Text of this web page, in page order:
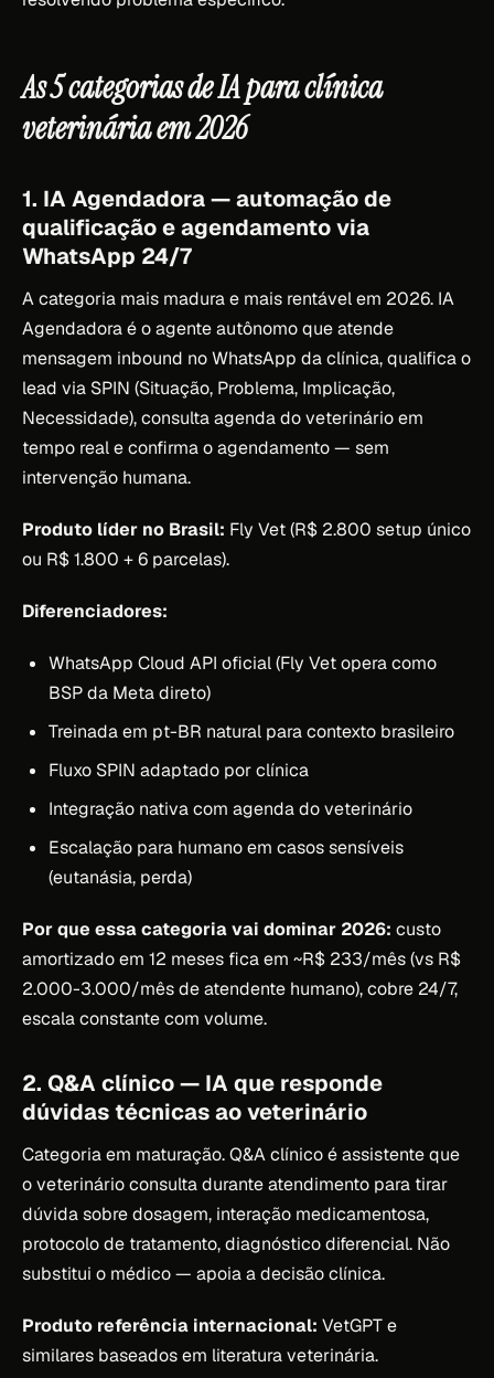
As 5 categorias de IA para clínica
veterinária em 2026
1. IA Agendadora — automação de
qualificação e agendamento via
WhatsApp 24/7
A categoria mais madura e mais rentável em 2026. IA
Agendadora é o agente autônomo que atende
mensagem inbound no WhatsApp da clínica, qualifica o
lead via SPIN (Situação, Problema, Implicação,
Necessidade), consulta agenda do veterinário em
tempo real e confirma o agendamento — sem
intervenção humana.
Produto líder no Brasil: Fly Vet (R$ 2.800 setup único
ou R$ 1.800 + 6 parcelas).
Diferenciadores:
WhatsApp Cloud API oficial (Fly Vet opera como
BSP da Meta direto)
Treinada em pt-BR natural para contexto brasileiro
Fluxo SPIN adaptado por clínica
Integração nativa com agenda do veterinário
Escalação para humano em casos sensíveis
(eutanásia, perda)
Por que essa categoria vai dominar 2026: custo
amortizado em 12 meses fica em ~R$ 233/mês (vs R$
2.000-3.000/mês de atendente humano), cobre 24/7,
escala constante com volume.
2. Q&A clínico — IA que responde
dúvidas técnicas ao veterinário
Categoria em maturação. Q&A clínico é assistente que
o veterinário consulta durante atendimento para tirar
dúvida sobre dosagem, interação medicamentosa,
protocolo de tratamento, diagnóstico diferencial. Não
substitui o médico — apoia a decisão clínica.
Produto referência internacional: VetGPT e
similares baseados em literatura veterinária.